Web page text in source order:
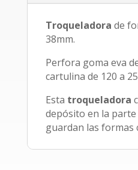
Troqueladora de
38mm.
Perfora goma eva
cartulina de 120 a
Esta troqueladora
depósito en la
guardan las formas